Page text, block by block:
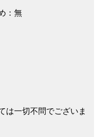
：無
は一切不問でございま